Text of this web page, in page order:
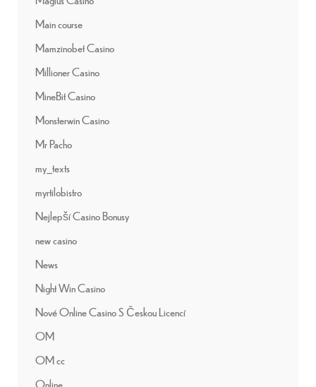
Main course
Mamzinobet Casino
Millioner Casino
MineBit Casino
Monsterwin Casino
Mr Pacho
my_texts
myrtilobistro
Nejlepší Casino Bonusy
new casino
News
Night Win Casino
Nové Online Casino S Českou Licencí
OM
OM cc